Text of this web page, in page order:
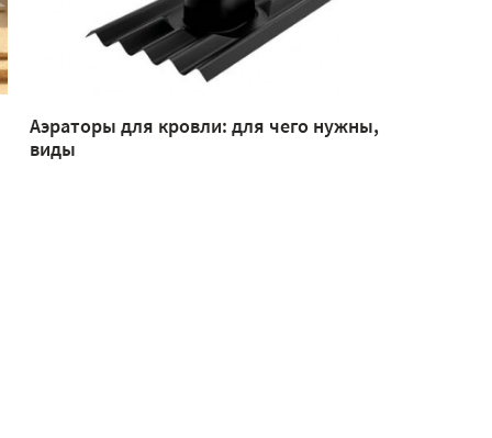
Аэраторы для кровли: для чего нужны,
виды